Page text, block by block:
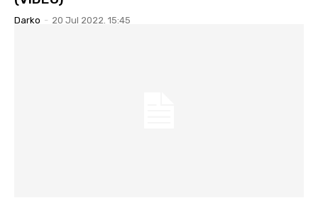
Darko - 20 Jul 2022. 15:45